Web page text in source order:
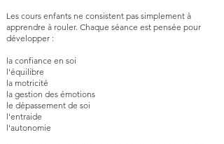
Les cours enfants ne consistent pas simplement à
apprendre à rouler. Chaque séance est pensée pour
développer :
la confiance en soi
l'équilibre
la motricité
la gestion des émotions
le dépassement de soi
l'entraide
l'autonomie